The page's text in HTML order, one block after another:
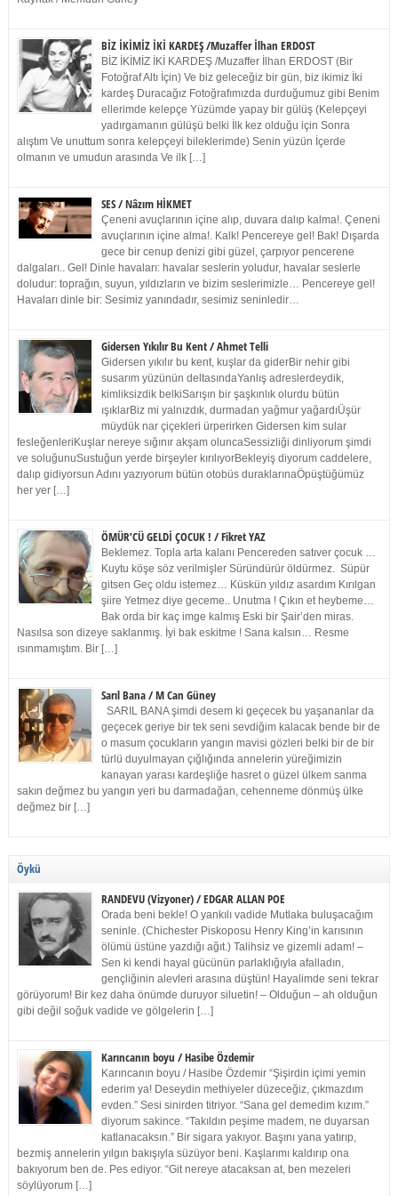
BİZ İKİMİZ İKİ KARDEŞ /Muzaffer İlhan ERDOST
BİZ İKİMİZ İKİ KARDEŞ /Muzaffer İlhan ERDOST (Bir
Fotoğraf Altı İçin) Ve biz geleceğiz bir gün, biz ikimiz İki
kardeş Duracağız Fotoğrafımızda durduğumuz gibi Benim
ellerimde kelepçe Yüzümde yapay bir gülüş (Kelepçeyi
yadırgamanın gülüşü belki İlk kez olduğu için Sonra
alıştım Ve unuttum sonra kelepçeyi bileklerimde) Senin yüzün İçerde
olmanın ve umudun arasında Ve ilk […]
SES / Nâzım HİKMET
Çeneni avuçlarının içine alıp, duvara dalıp kalma!. Çeneni
avuçlarının içine alma!. Kalk! Pencereye gel! Bak! Dışarda
gece bir cenup denizi gibi güzel, çarpıyor pencerene
dalgaları.. Gel! Dinle havaları: havalar seslerin yoludur, havalar seslerle
doludur: toprağın, suyun, yıldızların ve bizim seslerimizle… Pencereye gel!
Havaları dinle bir: Sesimiz yanındadır, sesimiz seninledir…
Gidersen Yıkılır Bu Kent / Ahmet Telli
Gidersen yıkılır bu kent, kuşlar da giderBir nehir gibi
susarım yüzünün deltasındaYanlış adreslerdeydik,
kimliksizdik belkiSarışın bir şaşkınlık olurdu bütün
ışıklarBiz mi yalnızdık, durmadan yağmur yağardıÜşür
müydük nar çiçekleri ürperirken Gidersen kim sular
fesleğenleriKuşlar nereye sığınır akşam oluncaSessizliği dinliyorum şimdi
ve soluğunuSustuğun yerde birşeyler kırılıyorBekleyiş diyorum caddelere,
dalıp gidiyorsun Adını yazıyorum bütün otobüs duraklarınaÖpüştüğümüz
her yer […]
ÖMÜR’CÜ GELDİ ÇOCUK ! / Fikret YAZ
Beklemez. Topla arta kalanı Pencereden satıver çocuk …
Kuytu köşe söz verilmişler Süründürür öldürmez. Süpür
gitsen Geç oldu istemez… Küskün yıldız asardım Kırılgan
şiire Yetmez diye geceme.. Unutma ! Çıkın et heybeme…
Bak orda bir kaç imge kalmış Eski bir Şair’den miras.
Nasılsa son dizeye saklanmış. İyi bak eskitme ! Sana kalsın… Resme
ısınmamıştım. Bir […]
Sarıl Bana / M Can Güney
SARIL BANA şimdi desem ki geçecek bu yaşananlar da
geçecek geriye bir tek seni sevdiğim kalacak bende bir de
o masum çocukların yangın mavisi gözleri belki bir de bir
türlü duyulmayan çığlığında annelerin yüreğimizin
kanayan yarası kardeşliğe hasret o güzel ülkem sanma
sakın değmez bu yangın yeri bu darmadağan, cehenneme dönmüş ülke
değmez bir […]
Öykü
RANDEVU (Vizyoner) / EDGAR ALLAN POE
Orada beni bekle! O yankılı vadide Mutlaka buluşacağım
seninle. (Chichester Piskoposu Henry King’in karısının
ölümü üstüne yazdığı ağıt.) Talihsiz ve gizemli adam! –
Sen ki kendi hayal gücünün parlaklığıyla afalladın,
gençliğinin alevleri arasına düştün! Hayalimde seni tekrar
görüyorum! Bir kez daha önümde duruyor siluetin! – Olduğun – ah olduğun
gibi değil soğuk vadide ve gölgelerin […]
Karıncanın boyu / Hasibe Özdemir
Karıncanın boyu / Hasibe Özdemir “Şişirdin içimi yemin
ederim ya! Deseydin methiyeler düzeceğiz, çıkmazdım
evden.” Sesi sinirden titriyor. “Sana gel demedim kızım.”
diyorum sakince. “Takıldın peşime madem, ne duyarsan
katlanacaksın.” Bir sigara yakıyor. Başını yana yatırıp,
bezmiş annelerin yılgın bakışıyla süzüyor beni. Kaşlarımı kaldırıp ona
bakıyorum ben de. Pes ediyor. “Git nereye atacaksan at, ben mezeleri
söylüyorum […]